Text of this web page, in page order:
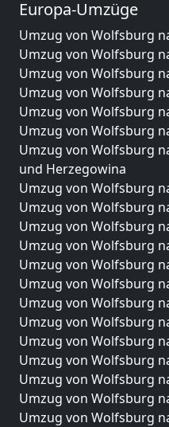
Europa-Umzüge
Umzug von Wolfsburg
Umzug von Wolfsburg
Umzug von Wolfsburg
Umzug von Wolfsburg
Umzug von Wolfsburg
Umzug von Wolfsburg
Umzug von Wolfsburg
und Herzegowina
Umzug von Wolfsburg
Umzug von Wolfsburg
Umzug von Wolfsburg
Umzug von Wolfsburg
Umzug von Wolfsburg
Umzug von Wolfsburg
Umzug von Wolfsburg
Umzug von Wolfsburg
Umzug von Wolfsburg
Umzug von Wolfsburg
Umzug von Wolfsburg
Umzug von Wolfsburg
Umzug von Wolfsburg